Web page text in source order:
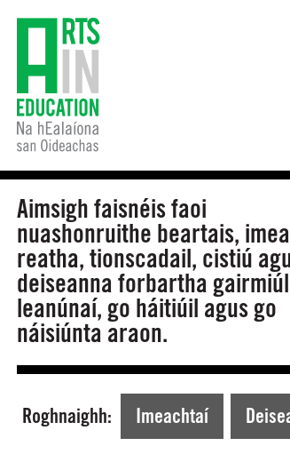
Aimsigh faisnéis faoi
nuashonruithe beartais,
reatha, tionscadail, cistiú
deiseanna forbartha
leanúnaí, go háitiúil agus go
náisiúnta araon.
Roghnaighh: Imeachtaí
Tá tú ag Amharc faoi láthair ar >